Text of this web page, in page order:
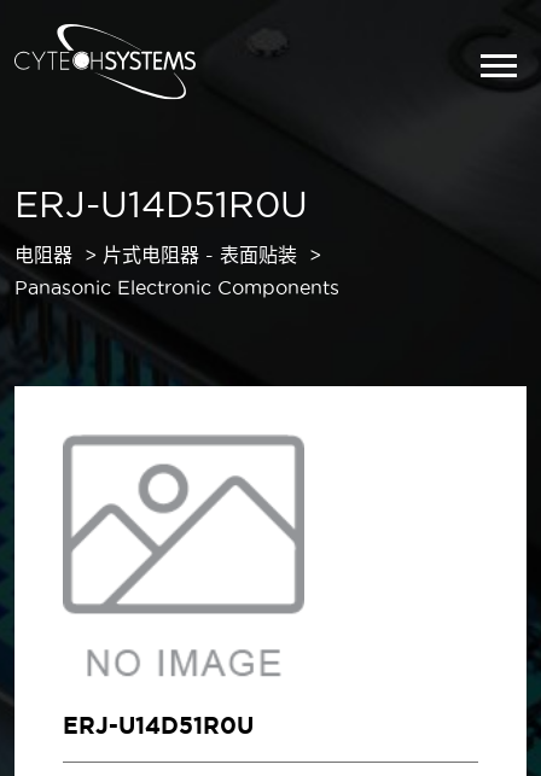
ERJ-U14D51R0U
电阻器
片式电阻器 - 表面贴装
Panasonic Electronic Components
ERJ-U14D51R0U